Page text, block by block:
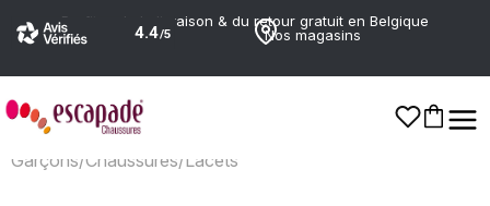
Profitez de la livraison & du retour gratuit en Belgique
Nos magasins
Garçons/Chaussures/Lacets